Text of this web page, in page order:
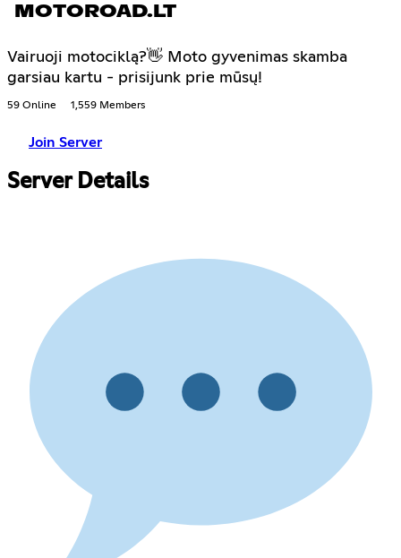
MOTOROAD.LT
Vairuoji motociklą?👋 Moto gyvenimas skamba
garsiau kartu - prisijunk prie mūsų!
59 Online 1,559 Members
Join Server
Server Details